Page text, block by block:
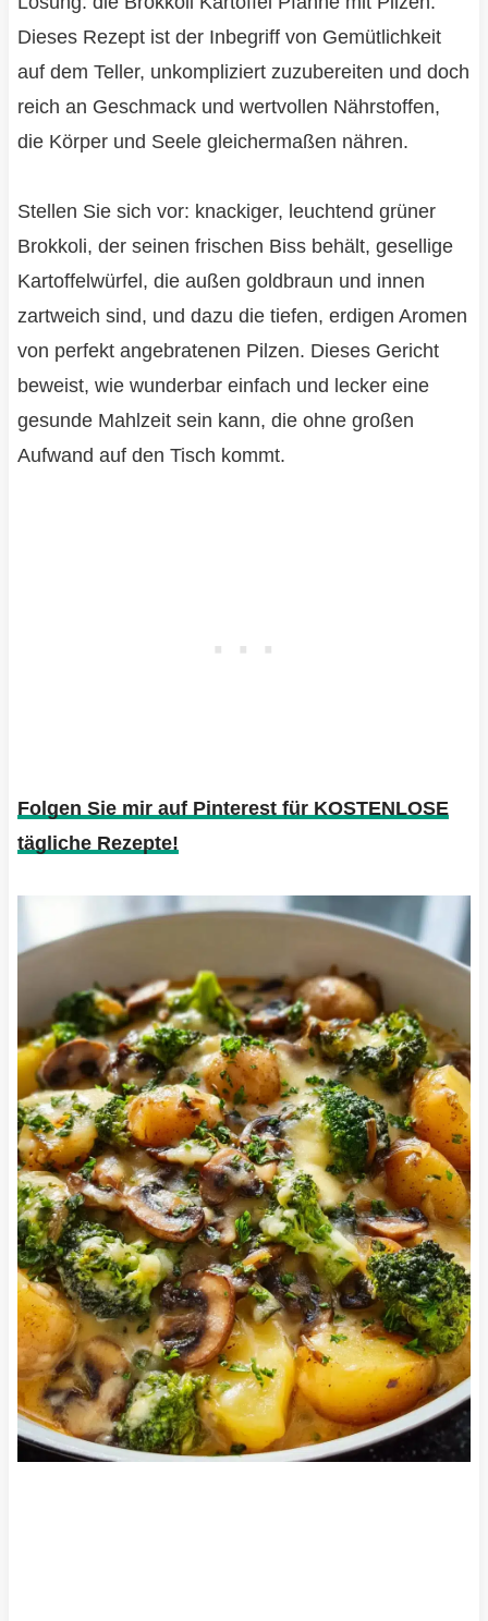
Dieses Rezept ist der Inbegriff von Gemütlichkeit
auf dem Teller, unkompliziert zuzubereiten und doch
reich an Geschmack und wertvollen Nährstoffen,
die Körper und Seele gleichermaßen nähren.
Stellen Sie sich vor: knackiger, leuchtend grüner
Brokkoli, der seinen frischen Biss behält, gesellige
Kartoffelwürfel, die außen goldbraun und innen
zartweich sind, und dazu die tiefen, erdigen Aromen
von perfekt angebratenen Pilzen. Dieses Gericht
beweist, wie wunderbar einfach und lecker eine
gesunde Mahlzeit sein kann, die ohne großen
Aufwand auf den Tisch kommt.
Folgen Sie mir auf Pinterest für KOSTENLOSE
tägliche Rezepte!